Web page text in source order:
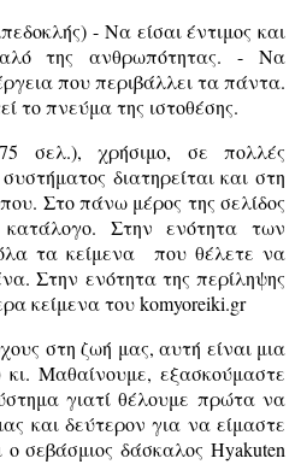
- Να είσαι έντιμος και
της ανθρωπότητας. - Να
που περιβάλλει τα πάντα.
το πνεύμα της ιστοθέσης.
σελ.), χρήσιμο, σε πολλές
διατηρείται και στη
Στο πάνω μέρος της σελίδος
Στην ενότητα των
τα κείμενα που θέλετε να
Στην ενότητα της περίληψης
κείμενα του komyoreiki.gr
στη ζωή μας, αυτή είναι μια
Μαθαίνουμε, εξασκούμαστε
γιατί θέλουμε πρώτα να
και δεύτερον για να είμαστε
σεβάσμιος δάσκαλος Hyakuten